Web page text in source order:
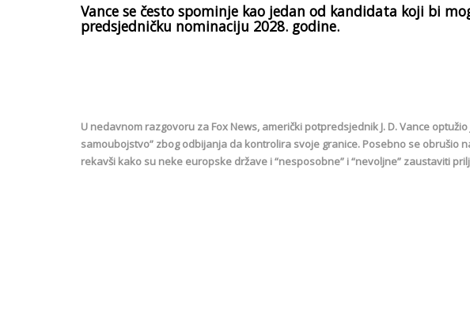
Vance se često spominje kao jedan od kandidata koji bi
predsjedničku nominaciju 2028. godine.
U nedavnom razgovoru za Fox News, američki potpredsjednik J. D. Vance
samoubojstvo” zbog odbijanja da kontrolira svoje granice. Posebno se obrušio
rekavši kako su neke europske države i “nesposobne” i “nevoljne” zaustaviti